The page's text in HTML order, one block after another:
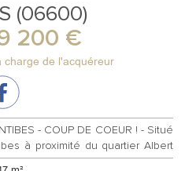
(06600)
200 €
charge de l'acquéreur
- COUP DE COEUR ! - Situé
à proximité du quartier Albert